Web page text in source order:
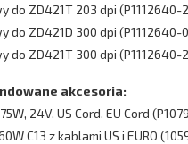
do ZD421T 203 dpi (P1112640-
do ZD421D 300 dpi (P1112640-
do ZD421T 300 dpi (P1112640-
akcesoria:
24V, US Cord, EU Cord
C13 z kablami US i EURO